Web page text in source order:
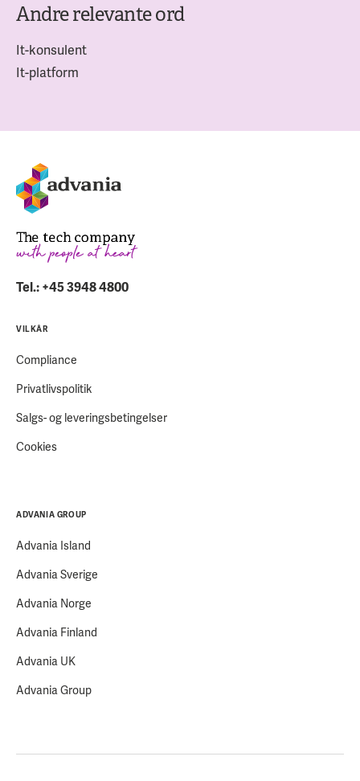
Andre relevante ord
It-konsulent
It-platform
Tel.: +45 3948 4800
VILKÅR
Compliance
Privatlivspolitik
Salgs- og leveringsbetingelser
Cookies
ADVANIA GROUP
Advania Island
Advania Sverige
Advania Norge
Advania Finland
Advania UK
Advania Group